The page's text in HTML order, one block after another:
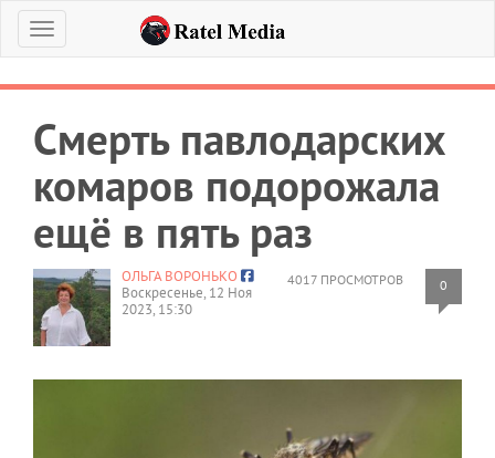
Меню
Смерть павлодарских
комаров подорожала
ещё в пять раз
4017 ПРОСМОТРОВ 0
ОЛЬГА ВОРОНЬКО
Воскресенье, 12 Ноя
2023, 15:30